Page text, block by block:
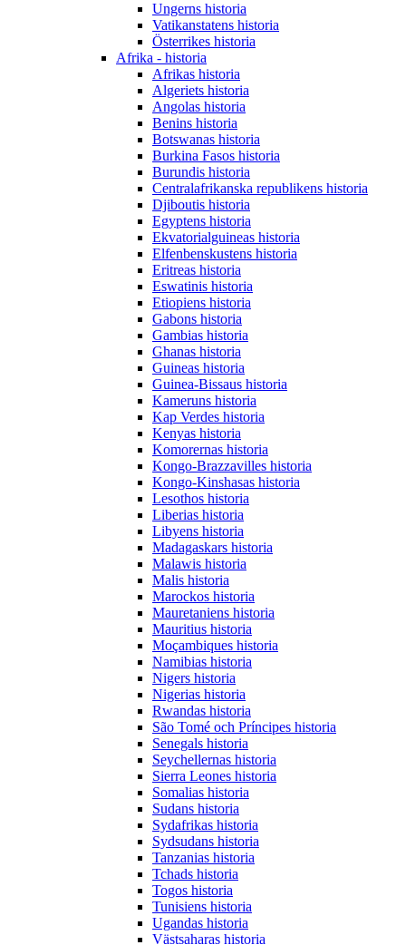
Ungerns historia
Vatikanstatens historia
Österrikes historia
Afrika - historia
Afrikas historia
Algeriets historia
Angolas historia
Benins historia
Botswanas historia
Burkina Fasos historia
Burundis historia
Centralafrikanska republikens historia
Djiboutis historia
Egyptens historia
Ekvatorialguineas historia
Elfenbenskustens historia
Eritreas historia
Eswatinis historia
Etiopiens historia
Gabons historia
Gambias historia
Ghanas historia
Guineas historia
Guinea-Bissaus historia
Kameruns historia
Kap Verdes historia
Kenyas historia
Komorernas historia
Kongo-Brazzavilles historia
Kongo-Kinshasas historia
Lesothos historia
Liberias historia
Libyens historia
Madagaskars historia
Malawis historia
Malis historia
Marockos historia
Mauretaniens historia
Mauritius historia
Moçambiques historia
Namibias historia
Nigers historia
Nigerias historia
Rwandas historia
São Tomé och Príncipes historia
Senegals historia
Seychellernas historia
Sierra Leones historia
Somalias historia
Sudans historia
Sydafrikas historia
Sydsudans historia
Tanzanias historia
Tchads historia
Togos historia
Tunisiens historia
Ugandas historia
Västsaharas historia